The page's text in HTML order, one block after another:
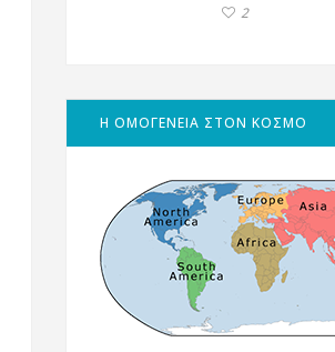
2
Η ΟΜΟΓΕΝΕΙΑ ΣΤΟΝ ΚΟΣΜΟ